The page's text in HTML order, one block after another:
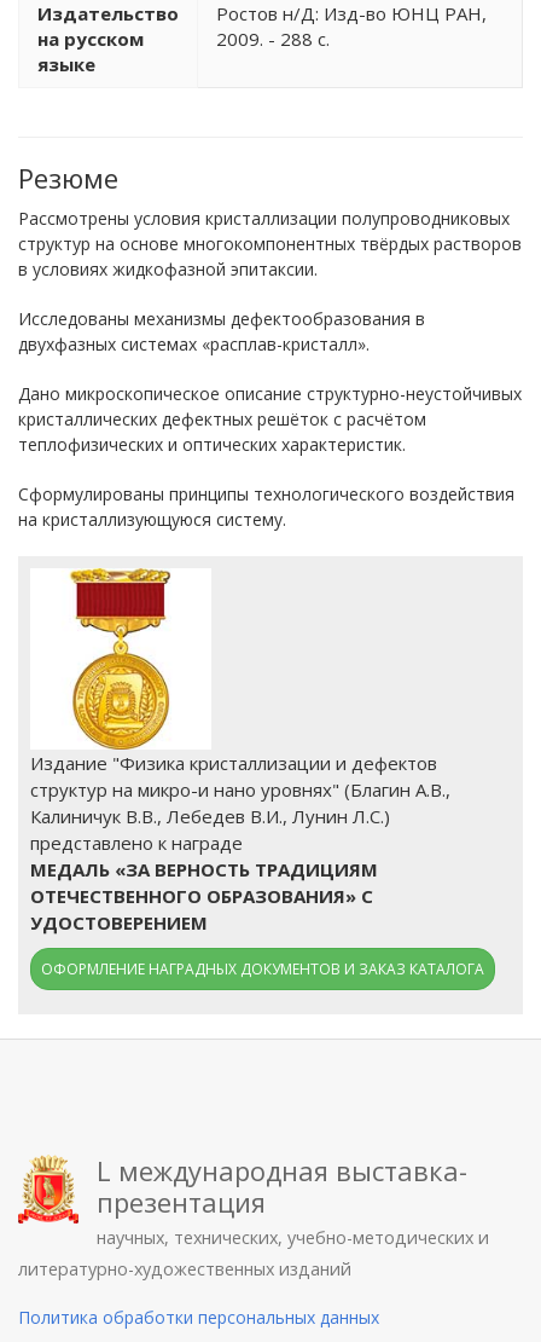
Издательство
на русском
языке
Ростов н/Д: Изд-во ЮНЦ РАН,
2009. - 288 с.
Резюме
Рассмотрены условия кристаллизации полупроводниковых
структур на основе многокомпонентных твёрдых растворов
в условиях жидкофазной эпитаксии.
Исследованы механизмы дефектообразования в
двухфазных системах «расплав-кристалл».
Дано микроскопическое описание структурно-неустойчивых
кристаллических дефектных решёток с расчётом
теплофизических и оптических характеристик.
Сформулированы принципы технологического воздействия
на кристаллизующуюся систему.
Издание "Физика кристаллизации и дефектов
структур на микро-и нано уровнях" (Благин А.В.,
Калиничук В.В., Лебедев В.И., Лунин Л.С.)
представлено к награде
МЕДАЛЬ «ЗА ВЕРНОСТЬ ТРАДИЦИЯМ
ОТЕЧЕСТВЕННОГО ОБРАЗОВАНИЯ» С
УДОСТОВЕРЕНИЕМ
ОФОРМЛЕНИЕ НАГРАДНЫХ ДОКУМЕНТОВ И ЗАКАЗ КАТАЛОГА
L международная выставка-
презентация
научных, технических, учебно-методических и
литературно-художественных изданий
Политика обработки персональных данных